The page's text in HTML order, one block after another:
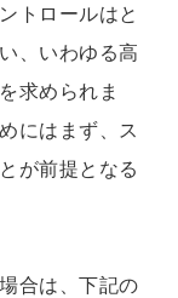
トロールはと
、いわゆる高
求められま
にはまず、ス
が前提となる
合は、下記の